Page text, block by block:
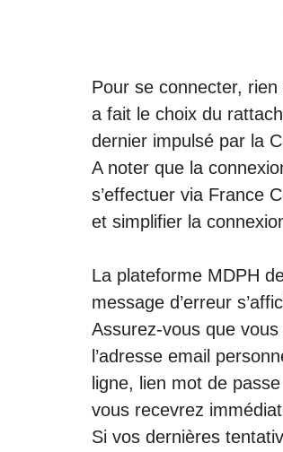
Pour se connecter,
a fait le choix du
dernier impulsé par la
A noter que la
s’effectuer via France
et simplifier la
La plateforme MDPH
message d’erreur
Assurez-vous que
l’adresse email
ligne, lien mot de
vous recevrez
Si vos dernières